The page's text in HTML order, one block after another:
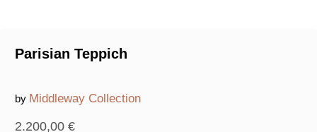
Parisian Teppich
by Middleway Collection
2.200,00 €